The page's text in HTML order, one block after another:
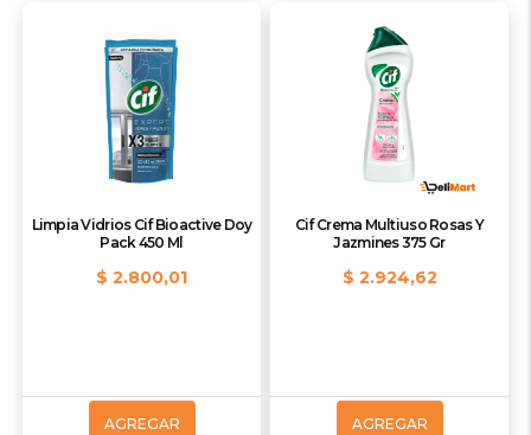
Limpia Vidrios Cif Bioactive Doy
Pack 450 Ml
$ 2.800,01
AGREGAR
Cif Crema Multiuso Rosas Y
Jazmines 375 Gr
$ 2.924,62
AGREGAR